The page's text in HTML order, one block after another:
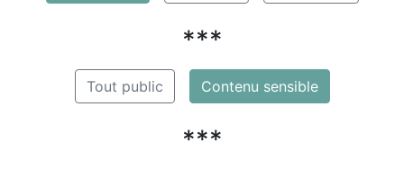
***
Tout public Contenu sensible
***